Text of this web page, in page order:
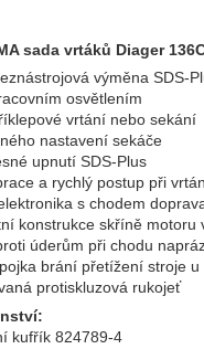
sada vrtáků Diager
výměna SDS-
osvětlením
vrtání nebo sekání
nastavení sekáče
upnutí SDS-Plus
a rychlý postup při
s chodem
konstrukce skříně
úderům při chodu
brání přetížení stroje
protiskluzová rukojeť
kufřík 824789-4